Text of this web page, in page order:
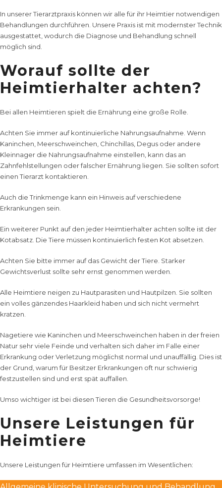
In unserer Tierarztpraxis können wir alle für ihr Heimtier notwendigen
Behandlungen durchführen. Unsere Praxis ist mit modernster Technik
ausgestattet, wodurch die Diagnose und Behandlung schnell
möglich sind.
Worauf sollte der
Heimtierhalter achten?
Bei allen Heimtieren spielt die Ernährung eine große Rolle.
Achten Sie immer auf kontinuierliche Nahrungsaufnahme . Wenn
Kaninchen, Meerschweinchen, Chinchillas, Degus oder andere
Kleinnager die Nahrungsaufnahme einstellen, kann das an
Zahnfehlstellungen oder falscher Ernährung liegen. Sie sollten sofort
einen Tierarzt kontaktieren.
Auch die Trinkmenge kann ein Hinweis auf verschiedene
Erkrankungen sein.
Ein weiterer Punkt auf den jeder Heimtierhalter achten sollte ist der
Kotabsatz. Die Tiere müssen kontinuierlich festen Kot absetzen.
Achten Sie bitte immer auf das Gewicht der Tiere. Starker
Gewichtsverlust sollte sehr ernst genommen werden.
Alle Heimtiere neigen zu Hautparasiten und Hautpilzen. Sie sollten
ein volles gänzendes Haarkleid haben und sich nicht vermehrt
kratzen.
Nagetiere wie Kaninchen und Meerschweinchen haben in der freien
Natur sehr viele Feinde und verhalten sich daher im Falle einer
Erkrankung oder Verletzung möglichst normal und unauffällig. Dies ist
der Grund, warum für Besitzer Erkrankungen oft nur schwierig
festzustellen sind und erst spät auffallen.
Umso wichtiger ist bei diesen Tieren die Gesundheitsvorsorge!
Unsere Leistungen für
Heimtiere
Unsere Leistungenfür Heimtiere umfassen im Wesentlichen: